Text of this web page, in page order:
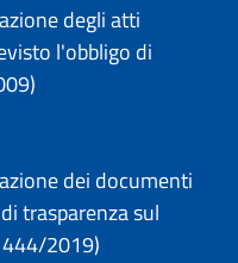
degli atti
l'obbligo di
dei documenti
trasparenza sul
2019)